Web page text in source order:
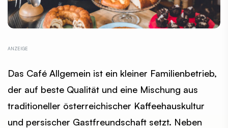
Das Café Allgemein ist ein kleiner Familienbetrieb,
der auf beste Qualität und eine Mischung aus
traditioneller österreichischer Kaffeehauskultur
und persischer Gastfreundschaft setzt. Neben